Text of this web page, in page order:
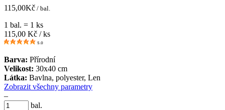
115,00Kč / bal.
1 bal. = 1 ks
115,00 Kč / ks
5.0
Barva: Přírodní
Velikost: 30x40 cm
Látka: Bavlna, polyester, Len
Zobrazit všechny parametry
–
bal.